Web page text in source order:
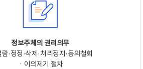
정보주체의 권리의무
람·정정·삭제·처리정지·동의철회
ㆍ이의제기 절차